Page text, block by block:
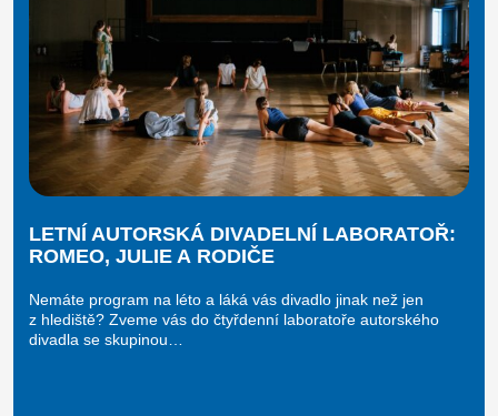
LETNÍ AUTORSKÁ DIVADELNÍ LABORATOŘ:
ROMEO, JULIE A RODIČE
Nemáte program na léto a láká vás divadlo jinak než jen
z hlediště? Zveme vás do čtyřdenní laboratoře autorského
divadla se skupinou…